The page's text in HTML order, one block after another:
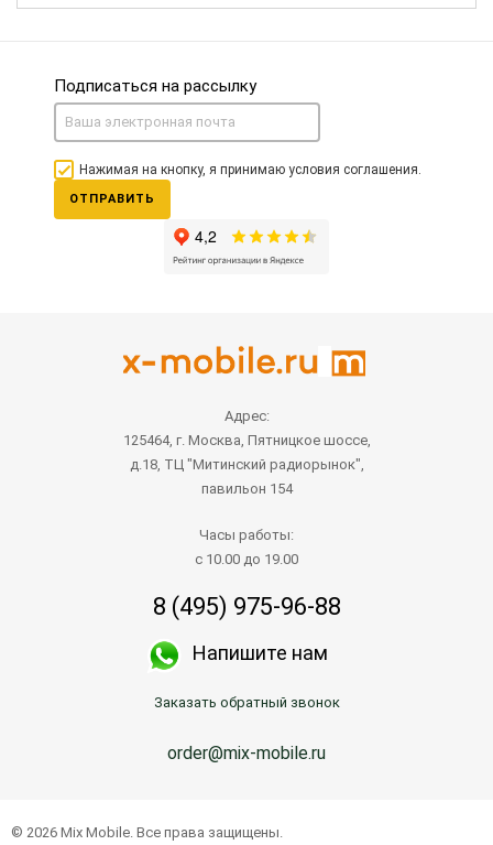
Подписаться на рассылку
Нажимая на кнопку, я принимаю условия соглашения.
ОТПРАВИТЬ
Адрес:
125464, г. Москва, Пятницкое шоссе,
д.18, ТЦ "Митинский радиорынок",
павильон 154
Часы работы:
с 10.00 до 19.00
8 (495) 975-96-88
Напишите нам
Заказать обратный звонок
order@mix-mobile.ru
© 2026 Mix Mobile. Все права защищены.